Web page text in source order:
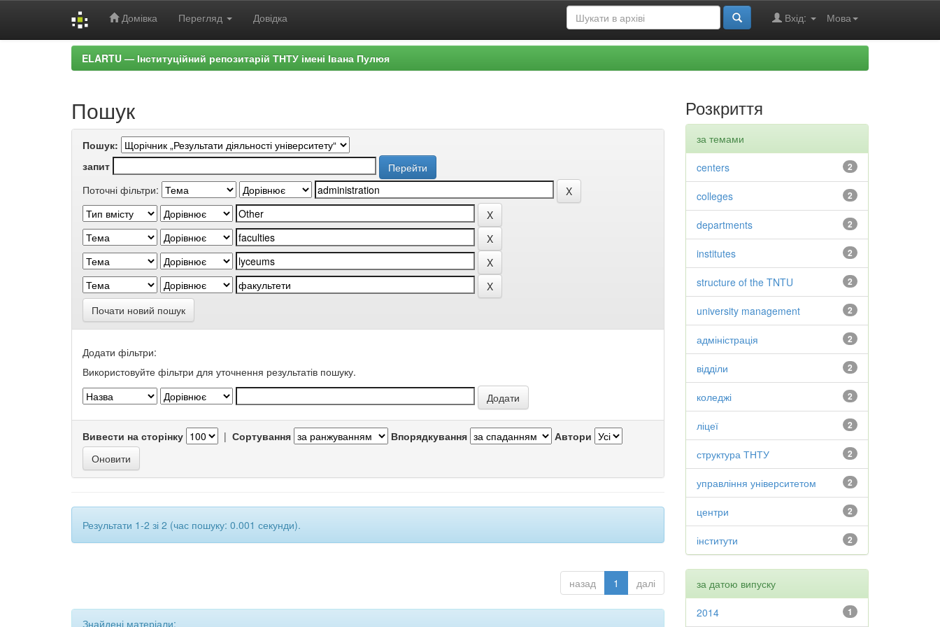
Домівка Перегляд Довідка Мова
Вхід:
ELARTU — Інституційний репозитарій ТНТУ імені Івана Пулюя
Пошук
Пошук:
запит
Поточні фільтри:
Почати новий пошук
Додати фільтри:
Використовуйте фільтри для уточнення результатів пошуку.
Вивести на сторінку | Сортування Впорядкування Автори
Результати 1-2 зі 2 (час пошуку: 0.001 секунди).
назад 1 далі
Знайдені матеріали:
Розкриття
за темами
2
centers
2
colleges
2
departments
2
institutes
2
structure of the TNTU
2
university management
2
адміністрація
2
відділи
2
коледжі
2
ліцеї
2
структура ТНТУ
2
управління університетом
2
центри
2
інститути
за датою випуску
1
2014